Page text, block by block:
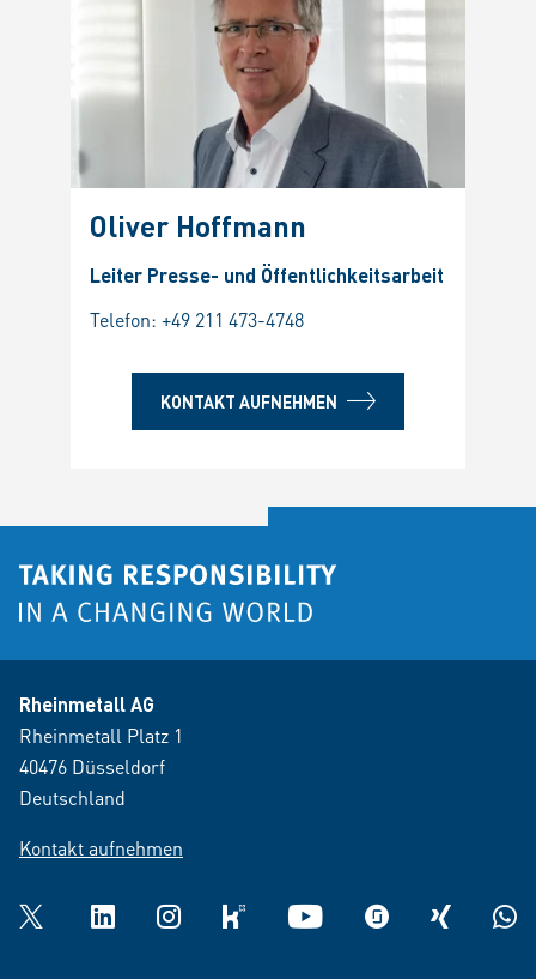
Oliver Hoffmann
Leiter Presse- und Öffentlichkeitsarbeit
Telefon: +49 211 473-4748
KONTAKT AUFNEHMEN
Rheinmetall AG
Rheinmetall Platz 1
40476 Düsseldorf
Deutschland
Kontakt aufnehmen
Twitter LinkedInInstagramkununu YouTube glassdoorXING